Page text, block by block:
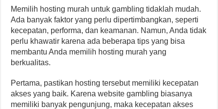
Memilih hosting murah untuk gambling tidaklah mudah.
Ada banyak faktor yang perlu dipertimbangkan, seperti
kecepatan, performa, dan keamanan. Namun, Anda tidak
perlu khawatir karena ada beberapa tips yang bisa
membantu Anda memilih hosting murah yang
berkualitas.
Pertama, pastikan hosting tersebut memiliki kecepatan
akses yang baik. Karena website gambling biasanya
memiliki banyak pengunjung, maka kecepatan akses